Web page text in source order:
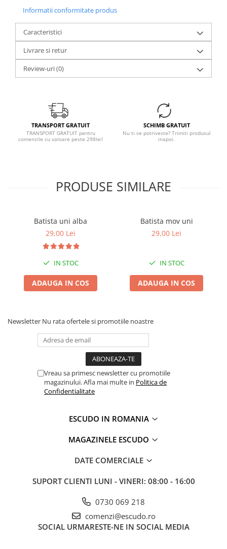
Informatii conformitate produs
Caracteristici
Livrare si retur
Review-uri(0)
TRANSPORT GRATUIT
TRANSPORT GRATUIT pentru
comenzile cu valoare peste 298lei!
SCHIMB GRATUIT
Nu ti se potriveste? Trimiti produsul
inapoi.
PRODUSE SIMILARE
Batista uni alba
29,00 Lei
IN STOC
ADAUGA IN COS
Batista mov uni
29,00 Lei
IN STOC
ADAUGA IN COS
Newsletter Nu rata ofertele si promotiile noastre
Vreau sa primesc newsletter cu promotiile
magazinului. Afla mai multe in Politica de
Confidentialitate
ESCUDO IN ROMANIA
MAGAZINELE ESCUDO
DATE COMERCIALE
SUPORT CLIENTI LUNI - VINERI: 08:00 - 16:00
0730 069 218
comenzi@escudo.ro
SOCIAL URMARESTE-NE IN SOCIAL MEDIA